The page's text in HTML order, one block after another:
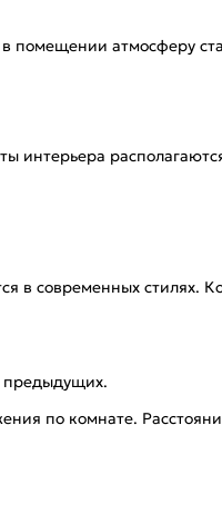
помещении атмосферу
в современных стилях.
предыдущих.
по комнате.